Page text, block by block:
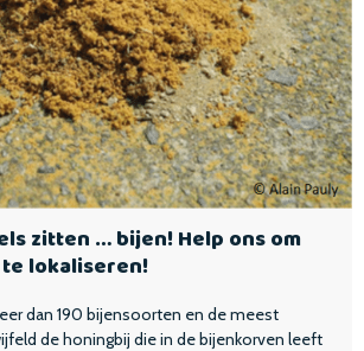
zitten … bijen! Help ons om
lokaliseren!
dan 190 bijensoorten en de meest
de honingbij die in de bijenkorven leeft